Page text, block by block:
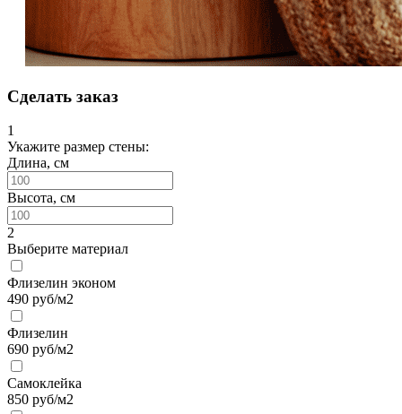
Сделать заказ
1
Укажите размер стены:
Длина, см
Высота, см
2
Выберите материал
Флизелин эконом
490 руб/м2
Флизелин
690 руб/м2
Самоклейка
850 руб/м2